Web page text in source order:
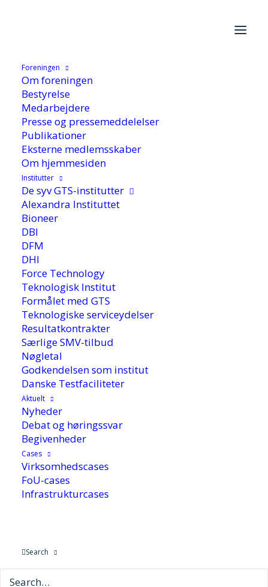
Foreningen
Om foreningen
Bestyrelse
Medarbejdere
Presse og pressemeddelelser
Publikationer
Eksterne medlemsskaber
Om hjemmesiden
Institutter
De syv GTS-institutter
Alexandra Instituttet
Bioneer
DBI
DFM
DHI
Force Technology
Teknologisk Institut
Formålet med GTS
Teknologiske serviceydelser
Resultatkontrakter
Særlige SMV-tilbud
Nøgletal
Godkendelsen som institut
Danske Testfaciliteter
Aktuelt
Nyheder
Debat og høringssvar
Begivenheder
Cases
Virksomhedscases
FoU-cases
Infrastrukturcases
Search
Hjem /Cases/Virksomhedscases
”deleordning” for SMV’er
GTS-nettet er en
”deleordning” for SMV’er
19. oktober 2017
Familievirksomheden Thürmer Tools har
disruptet sig selv og står efter at være dømt ude